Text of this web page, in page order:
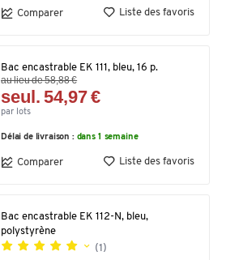
Comparer Liste des favoris
Bac encastrable EK 111, bleu, 16 p.
au lieu de 58,88 €
seul. 54,97 €
par lots
Délai de livraison : dans 1 semaine
Comparer Liste des favoris
Bac encastrable EK 112-N, bleu,
polystyrène
(1)